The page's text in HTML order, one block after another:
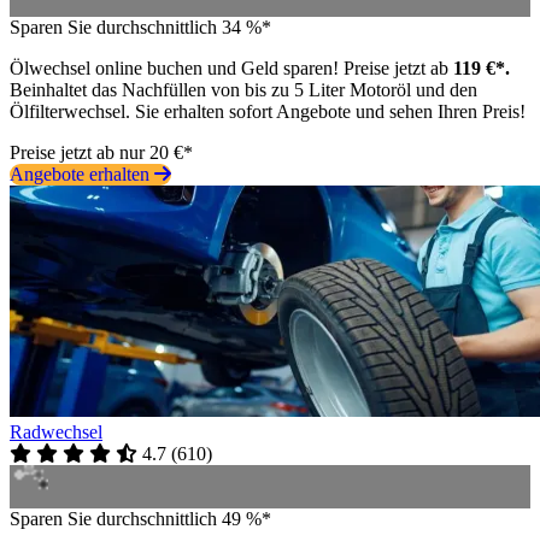
Sparen Sie durchschnittlich 34 %*
Ölwechsel online buchen und Geld sparen! Preise jetzt ab 119 €*.
Beinhaltet das Nachfüllen von bis zu 5 Liter Motoröl und den
Ölfilterwechsel. Sie erhalten sofort Angebote und sehen Ihren Preis!
Preise jetzt ab nur 20 €*
Angebote erhalten
Radwechsel
4.7 (610)
Sparen Sie durchschnittlich 49 %*